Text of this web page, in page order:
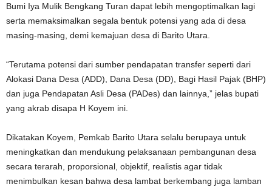
Bumi Iya Mulik Bengkang Turan dapat lebih mengoptimalkan lagi
serta memaksimalkan segala bentuk potensi yang ada di desa
masing-masing, demi kemajuan desa di Barito Utara.
“Terutama potensi dari sumber pendapatan transfer seperti dari
Alokasi Dana Desa (ADD), Dana Desa (DD), Bagi Hasil Pajak (BHP)
dan juga Pendapatan Asli Desa (PADes) dan lainnya,” jelas bupati
yang akrab disapa H Koyem ini.
Dikatakan Koyem, Pemkab Barito Utara selalu berupaya untuk
meningkatkan dan mendukung pelaksanaan pembangunan desa
secara terarah, proporsional, objektif, realistis agar tidak
menimbulkan kesan bahwa desa lambat berkembang juga lamban